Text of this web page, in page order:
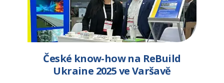
České know-how na ReBuild
Ukraine 2025 ve Varšavě